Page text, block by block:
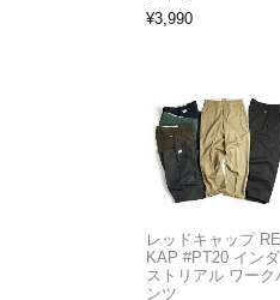
¥3,990
レッドキャップ
KAP #PT20 インダ
ストリアル ワーク
ンツ